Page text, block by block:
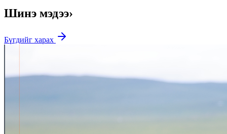
Шинэ мэдээ›
Бүгдийг харах